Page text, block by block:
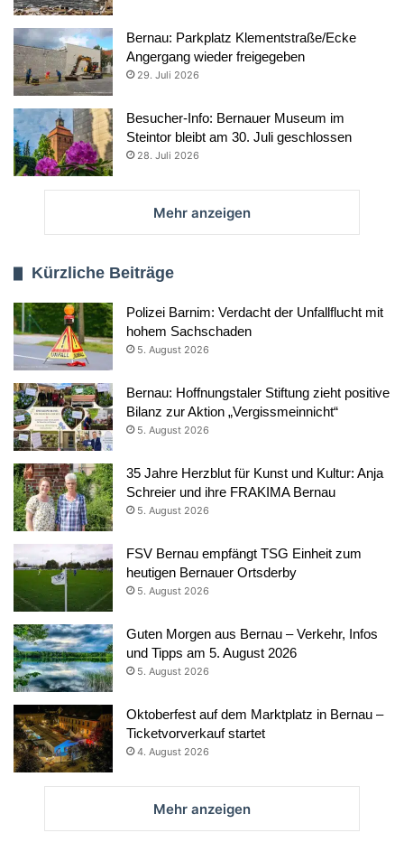
Bernau: Parkplatz Klementstraße/Ecke
Angergang wieder freigegeben
29. Juli 2026
Besucher-Info: Bernauer Museum im
Steintor bleibt am 30. Juli geschlossen
28. Juli 2026
Mehr anzeigen
Kürzliche Beiträge
Polizei Barnim: Verdacht der Unfallflucht mit
hohem Sachschaden
5. August 2026
Bernau: Hoffnungstaler Stiftung zieht positive
Bilanz zur Aktion „Vergissmeinnicht“
5. August 2026
35 Jahre Herzblut für Kunst und Kultur: Anja
Schreier und ihre FRAKIMA Bernau
5. August 2026
FSV Bernau empfängt TSG Einheit zum
heutigen Bernauer Ortsderby
5. August 2026
Guten Morgen aus Bernau – Verkehr, Infos
und Tipps am 5. August 2026
5. August 2026
Oktoberfest auf dem Marktplatz in Bernau –
Ticketvorverkauf startet
4. August 2026
Mehr anzeigen